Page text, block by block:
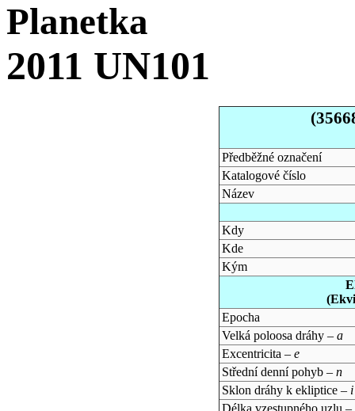
Planetka
2011 UN101
Předběžné označení
Katalogové číslo
Název
Kdy
Kde
Kým
Epocha
Velká poloosa dráhy – a
Excentricita – e
Střední denní pohyb – n
Sklon dráhy k ekliptice – i
Délka vzestupného uzlu –